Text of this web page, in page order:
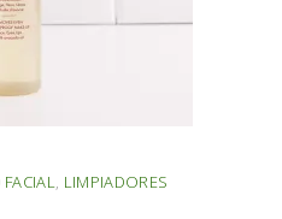
, LIMPIADORES